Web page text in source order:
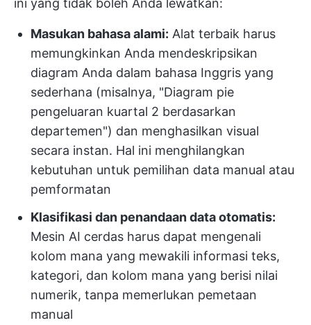
ini yang tidak boleh Anda lewatkan:
Masukan bahasa alami: Alat terbaik harus
memungkinkan Anda mendeskripsikan
diagram Anda dalam bahasa Inggris yang
sederhana (misalnya, "Diagram pie
pengeluaran kuartal 2 berdasarkan
departemen") dan menghasilkan visual
secara instan. Hal ini menghilangkan
kebutuhan untuk pemilihan data manual atau
pemformatan
Klasifikasi dan penandaan data otomatis:
Mesin AI cerdas harus dapat mengenali
kolom mana yang mewakili informasi teks,
kategori, dan kolom mana yang berisi nilai
numerik, tanpa memerlukan pemetaan
manual